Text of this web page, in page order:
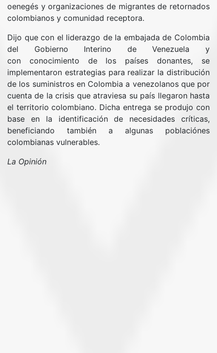
oenegés y organizaciones de migrantes de retornados
colombianos y comunidad receptora.
Dijo que con el liderazgo de la embajada de Colombia
del Gobierno Interino de Venezuela y
con conocimiento de los países donantes, se
implementaron estrategias para realizar la distribución
de los suministros en Colombia a venezolanos que por
cuenta de la crisis que atraviesa su país llegaron hasta
el territorio colombiano. Dicha entrega se produjo con
base en la identificación de necesidades críticas,
beneficiando también a algunas poblaciónes
colombianas vulnerables.
La Opinión